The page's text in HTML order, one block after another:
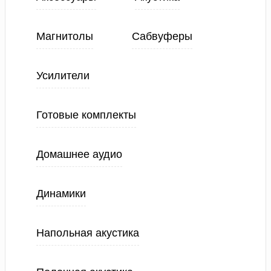
Магнитолы Сабвуферы
Усилители
Готовые комплекты
Домашнее аудио
Динамики
Напольная акустика